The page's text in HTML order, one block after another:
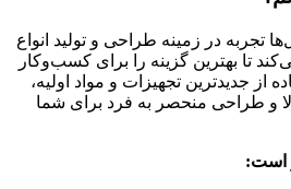
تجربه در زمینه طراحی و تولید انواع
تا بهترین گزینه را برای کسب‌وکار
از جدیدترین تجهیزات و مواد اولیه،
و طراحی منحصر به فرد برای شما
است: